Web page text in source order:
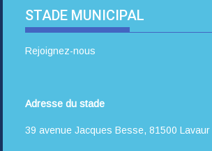
STADE MUNICIPAL
Rejoignez-nous
Adresse du stade
39 avenue Jacques Besse, 81500 Lavaur